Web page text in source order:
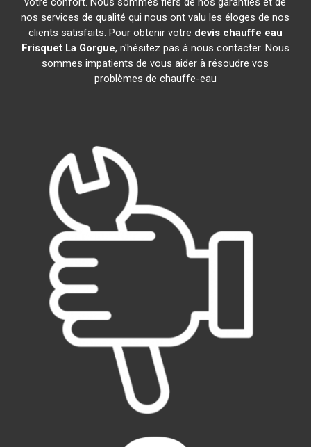
nos services de qualité qui nous ont valu les éloges de nos
clients satisfaits. Pour obtenir votre devis chauffe eau
Frisquet La Gorgue, n'hésitez pas à nous contacter. Nous
sommes impatients de vous aider à résoudre vos
problèmes de chauffe-eau